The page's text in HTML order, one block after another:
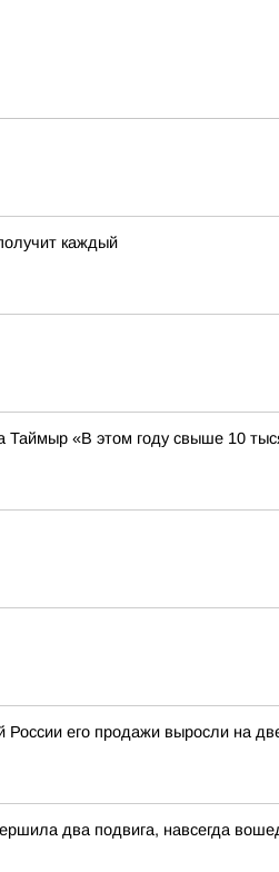
каждый
Таймыр «В этом году свыше 10
России его продажи выросли на
два подвига, навсегда